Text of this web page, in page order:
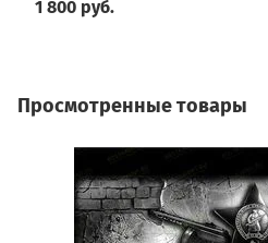
1 800 руб.
Просмотренные товары